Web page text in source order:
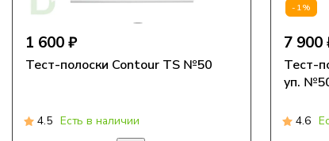
1 600 ₽
Тест-полоски Contour TS №50
4.5 Есть в наличии
-1%
7 900
Тест-
уп.
4.6